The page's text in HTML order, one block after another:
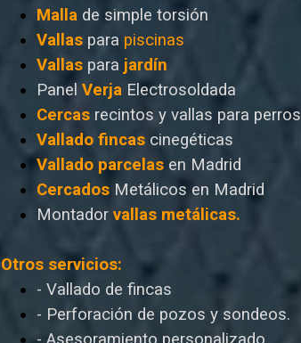
Malla de simple torsión
Vallas para piscinas
Vallas para jardín
Panel Verja Electrosoldada
Cercas recintos y vallas para perros
Vallado fincas cinegéticas
Vallado parcelas en Madrid
Cercados Metálicos en Madrid
Montador vallas metálicas.
Otros servicios:
- Vallado de fincas
- Perforación de pozos y sondeos.